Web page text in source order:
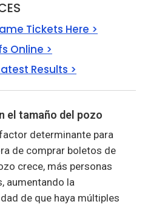
Tickets Here >
Online >
Results >
el tamaño del pozo
determinante para
de comprar boletos de
crece, más personas
aumentando la
de que haya múltiples